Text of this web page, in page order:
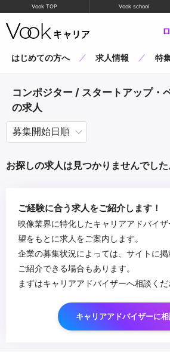
Vook TOP Vook school
はじめての方へ 求人情報 特
コンポジター / スタートアップ・
の求人
お探しの求人は見つかりませんでした
ご経験に合う求人をご紹介します！
映像業界に特化したキャリアアドバイ
望をもとに求人をご案内します。
企業の募集状況によっては、サイトに
ご紹介できる場合もあります。
まずはキャリアアドバイザーへ相談くだ
キャリアアドバイザーに